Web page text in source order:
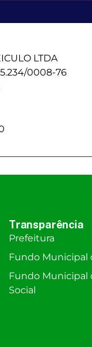
LTDA
0008-76
Transparência
Prefeitura
Fundo Municipal
Fundo Municipal
Social